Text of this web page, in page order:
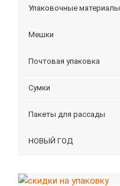
Упаковочные материалы
Мешки
Почтовая упаковка
Сумки
Пакеты для рассады
НОВЫЙ ГОД